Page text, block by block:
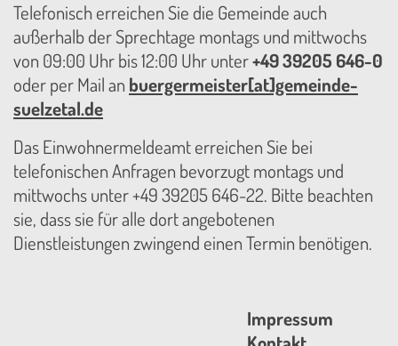
Telefonisch erreichen Sie die Gemeinde auch
außerhalb der Sprechtage montags und mittwochs
von 09:00 Uhr bis 12:00 Uhr unter+49 39205 646-0
oder per Mail an buergermeister[at]gemeinde-
suelzetal.de
Das Einwohnermeldeamt erreichen Sie bei
telefonischen Anfragen bevorzugt montags und
mittwochs unter +49 39205 646-22. Bitte beachten
sie, dass sie für alle dort angebotenen
Dienstleistungen zwingend einen Termin benötigen.
Impressum